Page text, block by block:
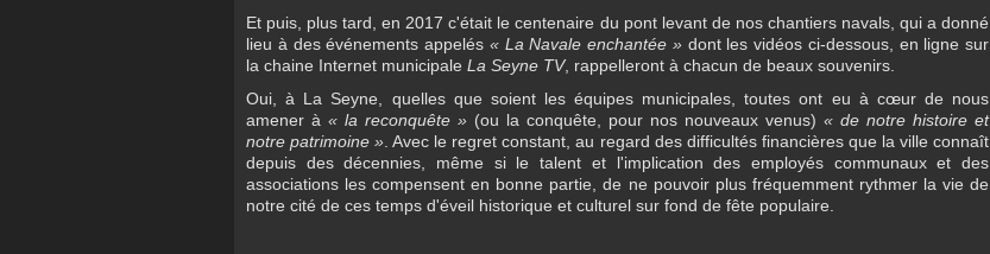
Et puis, plus tard, en 2017 c'était le centenaire du pont levant de nos chantiers navals, qui a donné
lieu à des événements appelés « La Navale enchantée »dont les vidéos ci-dessous, en ligne sur
la chaine Internet municipale La Seyne TV, rappelleront à chacun de beaux souvenirs.
Oui, à La Seyne, quelles que soient les équipes municipales, toutes ont eu à cœur de nous
amener à « la reconquête » (ou la conquête, pour nos nouveaux venus) « de notre histoire et
notre patrimoine » . Avec le regret constant, au regard des difficultés financières que la ville connaît
depuis des décennies, même si le talent et l'implication des employés communaux et des
associations les compensent en bonne partie, de ne pouvoir plus fréquemment rythmer la vie de
notre cité de ces temps d'éveil historique et culturel sur fond de fête populaire.